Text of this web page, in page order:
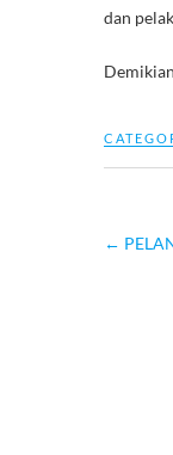
dan
←